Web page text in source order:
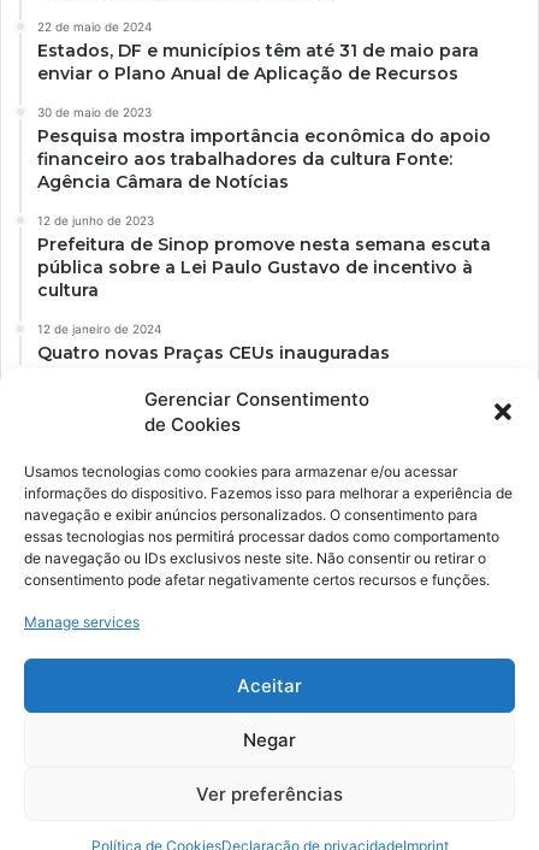
Gerenciar Consentimento
de Cookies
Usamos tecnologias como cookies para armazenar e/ou acessar
informações do dispositivo. Fazemos isso para melhorar a experiência de
navegação e exibir anúncios personalizados. O consentimento para
essas tecnologias nos permitirá processar dados como comportamento
de navegação ou IDs exclusivos neste site. Não consentir ou retirar o
consentimento pode afetar negativamente certos recursos e funções.
Manage services
Aceitar
Negar
Ver preferências
Política de CookiesDeclaração de privacidadeImprint
22 de maio de 2024
Estados, DF e municípios têm até 31 de maio para
enviar o Plano Anual de Aplicação de Recursos
30 de maio de 2023
Pesquisa mostra importância econômica do apoio
financeiro aos trabalhadores da cultura Fonte:
Agência Câmara de Notícias
12 de junho de 2023
Prefeitura de Sinop promove nesta semana escuta
pública sobre a Lei Paulo Gustavo de incentivo à
cultura
12 de janeiro de 2024
Quatro novas Praças CEUs inauguradas
Ockara é uma plataforma multicultural e criativa. Nossa proposta é
oferecer o máximo de ferramentas para realizadores e
YouTube
© Merak Produções Criativas. CNPJ: 39.155.931/0001-02.